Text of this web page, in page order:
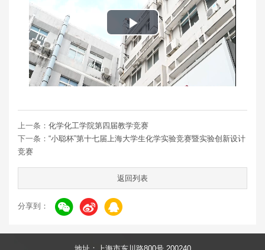
Play
Video
上一条： 化学化工学院第四届教学竞赛
下一条： “小聪杯”第十七届上海大学生化学实验竞赛暨实验创新设计
竞赛
返回列表
分享到：